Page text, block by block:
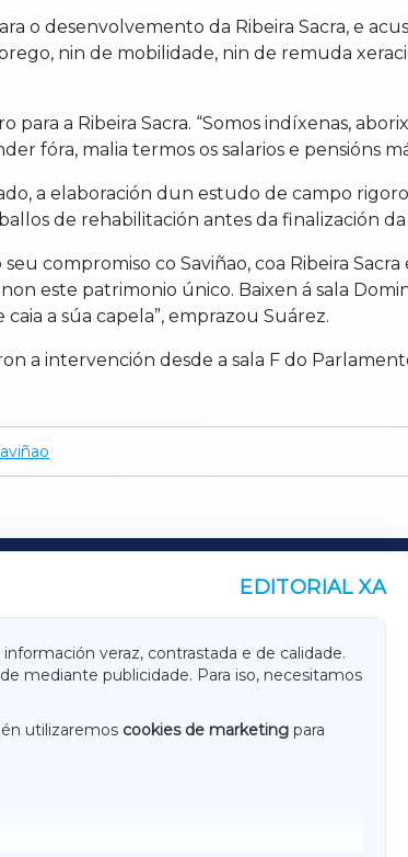
o desenvolvemento da Ribeira Sacra, e
nin de mobilidade, nin de remuda
a Ribeira Sacra. “Somos indíxenas,
fóra, malia termos os salarios e pensións
a elaboración dun estudo de campo
de rehabilitación antes da finalización da
compromiso co Saviñao, coa Ribeira
este patrimonio único. Baixen á sala
a súa capela”, emprazou Suárez.
a intervención desde a sala F do
EDITORIAL XA
veraz, contrastada e de calidade.
mediante publicidade. Para iso, necesitamos
utilizaremos cookies de marketing para
TERRACHAXA
ACORUÑAXA